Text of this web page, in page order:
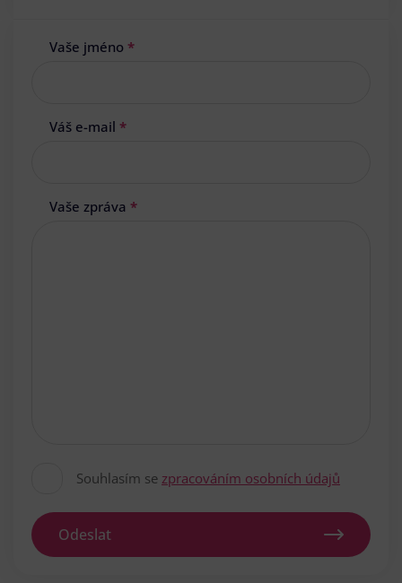
Vaše jméno *
Váš e-mail *
Vaše zpráva *
Souhlasím se zpracováním osobních údajů
Odeslat